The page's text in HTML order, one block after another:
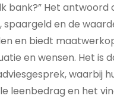
bank?” Het
spaargeld en de
en biedt
en wensen. Het
waarbij
leenbedrag en het